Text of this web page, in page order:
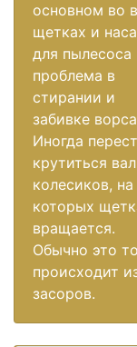
основном во
щетках и
для пылесоса
проблема в
стирании и
забивке
Иногда
крутиться
колесиков, на
которых
вращается.
Обычно это
происходит
засоров.